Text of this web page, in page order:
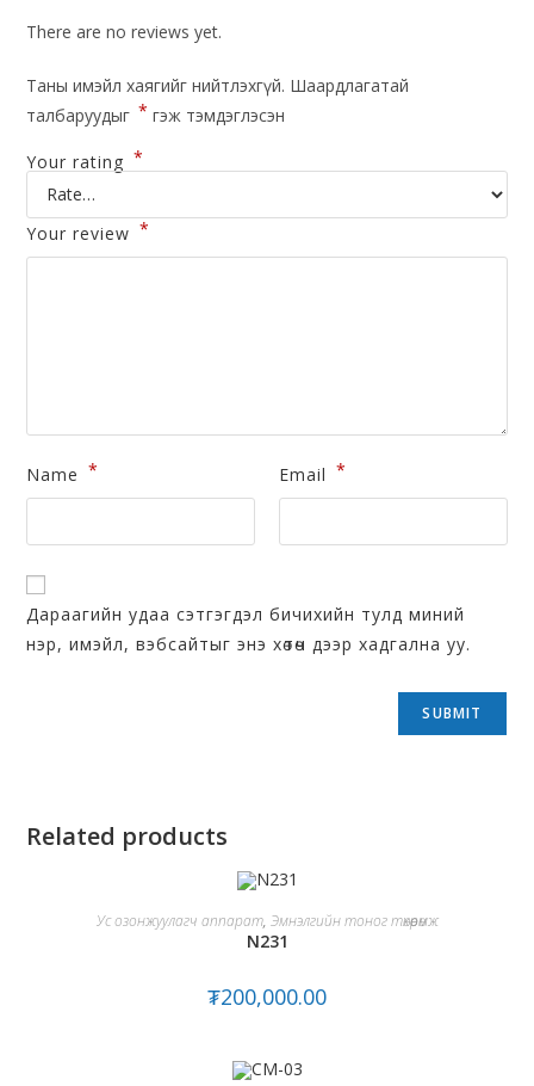
There are no reviews yet.
Таны имэйл хаягийг нийтлэхгүй. Шаардлагатай
талбаруудыг * гэж тэмдэглэсэн
Your rating *
Your review *
Name * Email *
Дараагийн удаа сэтгэгдэл бичихийн тулд миний
нэр, имэйл, вэбсайтыг энэ хөтөч дээр хадгална уу.
Related products
ADD TO CART
Ус озонжуулагч аппарат, Эмнэлгийн тоног төхөөрөмж
N231
₮200,000.00